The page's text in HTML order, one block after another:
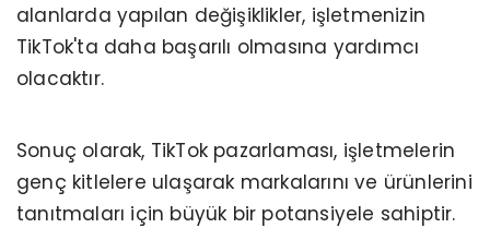
alanlarda yapılan değişiklikler, işletmenizin
TikTok'ta daha başarılı olmasına yardımcı
olacaktır.
Sonuç olarak, TikTok pazarlaması, işletmelerin
genç kitlelere ulaşarak markalarını ve ürünlerini
tanıtmaları için büyük bir potansiyele sahiptir.